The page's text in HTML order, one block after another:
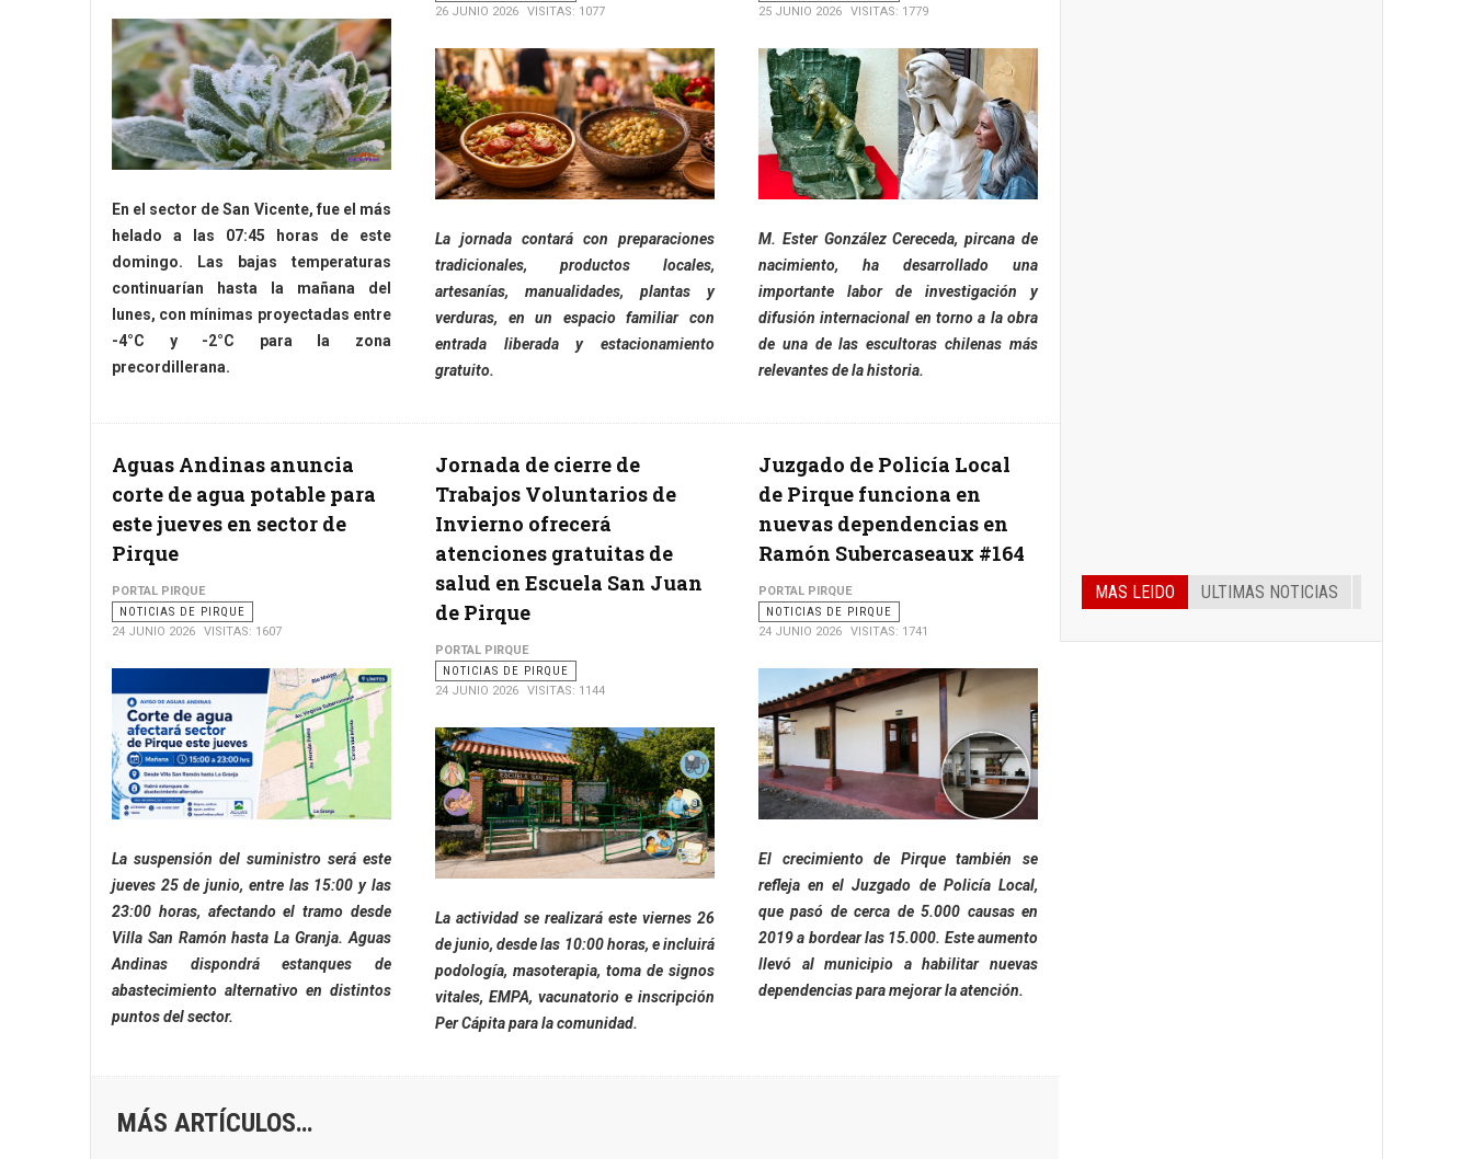
En el sector de San Vicente, fue el más
helado a las 07:45 horas de este
domingo. Las bajas temperaturas
continuarían hasta la mañana del
lunes, con mínimas proyectadas entre
-4°C y -2°C para la zona
precordillerana.
26 JUNIO 2026
VISITAS: 1077
La jornada contará con preparaciones
tradicionales, productos locales,
artesanías, manualidades, plantas y
verduras, en un espacio familiar con
entrada liberada y estacionamiento
gratuito.
25 JUNIO 2026
VISITAS: 1779
M. Ester González Cereceda, pircana de
nacimiento, ha desarrollado una
importante labor de investigación y
difusión internacional en torno a la obra
de una de las escultoras chilenas más
relevantes de la historia.
Aguas Andinas anuncia
corte de agua potable para
este jueves en sector de
Pirque
PORTAL PIRQUE
NOTICIAS DE PIRQUE
24 JUNIO 2026
VISITAS: 1607
La suspensión del suministro será este
jueves 25 de junio, entre las 15:00 y las
23:00 horas, afectando el tramo desde
Villa San Ramón hasta La Granja. Aguas
Andinas dispondrá estanques de
abastecimiento alternativo en distintos
puntos del sector.
Jornada de cierre de
Trabajos Voluntarios de
Invierno ofrecerá
atenciones gratuitas de
salud en Escuela San Juan
de Pirque
PORTAL PIRQUE
NOTICIAS DE PIRQUE
24 JUNIO 2026
VISITAS: 1144
La actividad se realizará este viernes 26
de junio, desde las 10:00 horas, e incluirá
podología, masoterapia, toma de signos
vitales, EMPA, vacunatorio e inscripción
Per Cápita para la comunidad.
Juzgado de Policía Local
de Pirque funciona en
nuevas dependencias en
Ramón Subercaseaux #164
PORTAL PIRQUE
NOTICIAS DE PIRQUE
24 JUNIO 2026
VISITAS: 1741
El crecimiento de Pirque también se
refleja en el Juzgado de Policía Local,
que pasó de cerca de 5.000 causas en
2019 a bordear las 15.000. Este aumento
llevó al municipio a habilitar nuevas
dependencias para mejorar la atención.
MÁS ARTÍCULOS…
MAS LEIDO ULTIMAS NOTICIAS